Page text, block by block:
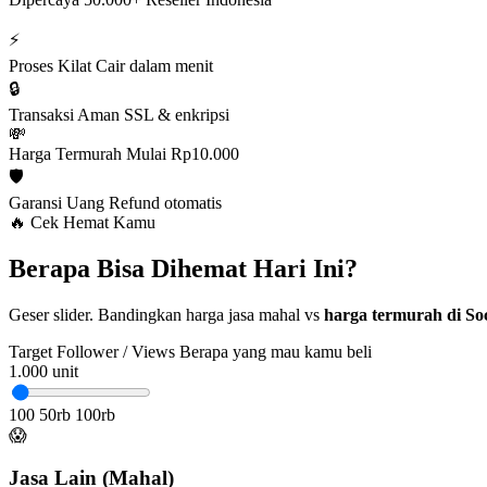
⚡
Proses Kilat Cair dalam menit
🔒
Transaksi Aman SSL & enkripsi
💸
Harga Termurah Mulai Rp10.000
🛡️
Garansi Uang Refund otomatis
🔥 Cek Hemat Kamu
Berapa Bisa Dihemat Hari Ini?
Geser slider. Bandingkan harga jasa mahal vs harga termurah di
Target Follower / Views Berapa yang mau kamu beli
1.000 unit
100 50rb 100rb
😱
Jasa Lain (Mahal)